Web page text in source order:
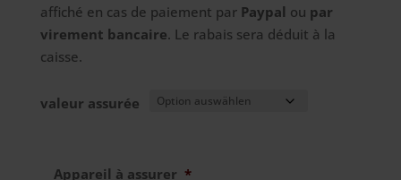
affiché en cas de paiement par Paypal ou par
virement bancaire. Le rabais sera déduit à la
caisse.
valeur assurée
Appareil à assurer *